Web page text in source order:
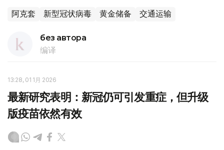
阿克套 新型冠状病毒 黄金储备 交通运输
без автора
编译
13:28, 01 1月 2026
最新研究表明：新冠仍可引发重症，但升级
版疫苗依然有效